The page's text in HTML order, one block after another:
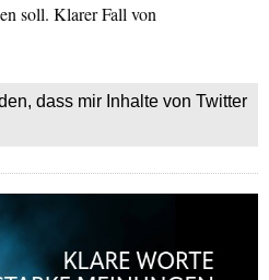
soll. Klarer Fall von
dass mir Inhalte von Twitter